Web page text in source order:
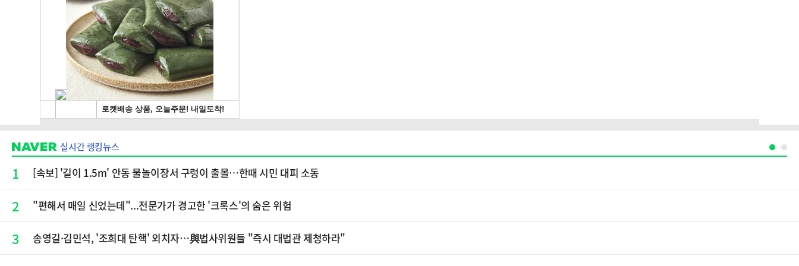
실시간 랭킹뉴스
1 [속보] '길이 1.5m' 안동 물놀이장서 구렁이 출몰…한때 시민 대피 소동
2 "편해서 매일 신었는데"...전문가가 경고한 '크록스'의 숨은 위험
3 송영길·김민석, '조희대 탄핵' 외치자…與법사위원들 "즉시 대법관 제청하라"